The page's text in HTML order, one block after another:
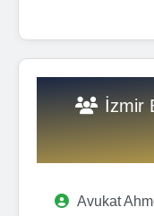
İzmir
Avukat